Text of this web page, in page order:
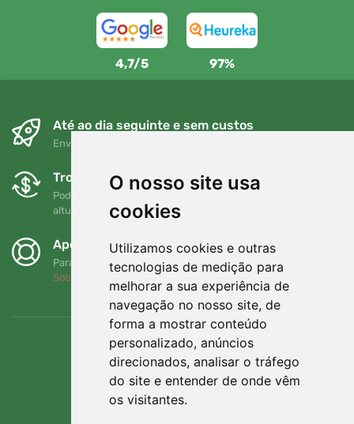
O nosso site usa
cookies
Utilizamos cookies e outras
tecnologias de medição para
melhorar a sua experiência de
navegação no nosso site, de
forma a mostrar conteúdo
personalizado, anúncios
direcionados, analisar o tráfego
do site e entender de onde vêm
os visitantes.
4,7/5 97%
Até ao dia seguinte e sem custos
Envio gratuito para encomendas superiores a 80 EUR
Trocas e devoluções gratuitas
Pode devolver ou trocar a sua encomenda em qualquer
altura no prazo de 90 dias
Apoiamos a Trees.org
Para cada encomenda plantamos uma árvore! Leia mais
Sobre nós